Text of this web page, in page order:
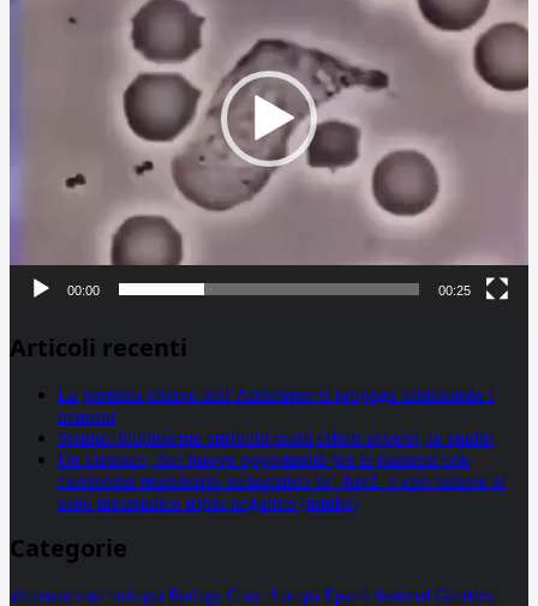
00:00 00:25
Articoli recenti
La proteina chiave dell’Alzheimer si propaga utilizzando i
neuroni
Statine: inutilmente attribuiti molti effetti avversi, lo studio
Un farmaco, due nuove opportunità per le pazienti con
carcinoma mammario metastatico hr+/her2- e con tumore al
seno metastatico triplo negativo (mtnbc)
Categorie
alimentazione biologia Biology Com. Stampa Epatiti featured Genetica